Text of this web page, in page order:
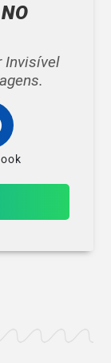
NO
Invisível